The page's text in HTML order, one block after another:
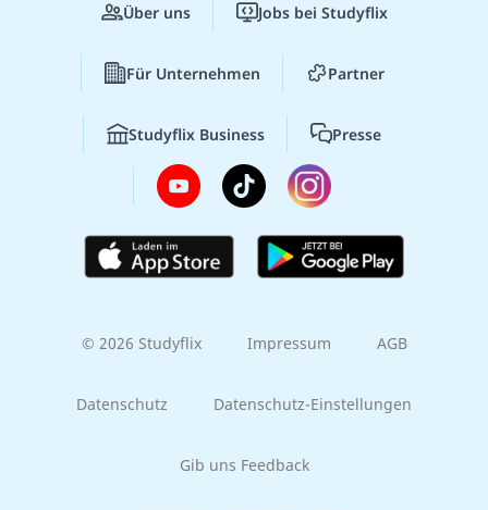
Über uns Jobs bei Studyflix
Für Unternehmen Partner
Studyflix Business Presse
© 2026 Studyflix Impressum AGB
Datenschutz Datenschutz-Einstellungen
Gib uns Feedback